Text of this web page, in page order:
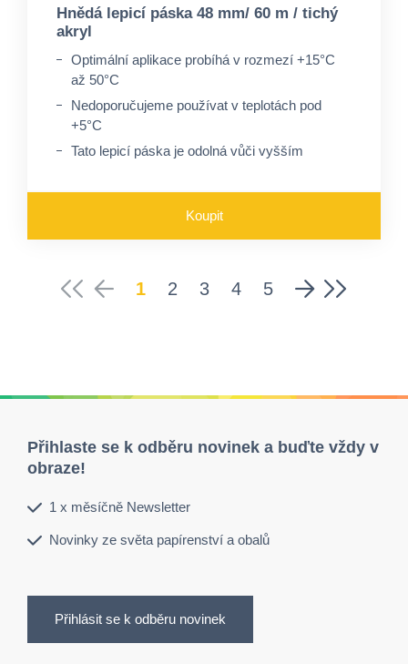
Hnědá lepicí páska 48 mm/ 60 m / tichý
akryl
Optimální aplikace probíhá v rozmezí +15°C
až 50°C
Nedoporučujeme používat v teplotách pod
+5°C
Tato lepicí páska je odolná vůči vyšším
Koupit
1 2 3 4 5
Přihlaste se k odběru novinek a buďte vždy v
obraze!
1 x měsíčně Newsletter
Novinky ze světa papírenství a obalů
Přihlásit se k odběru novinek